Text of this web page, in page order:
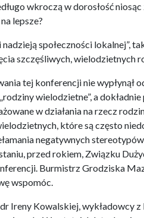
wkroczą w dorosłość
lepsze?
społeczności lokalnej”,
szczęśliwych, wielodzietnych
tej konferencji nie wypłynął
wielodzietne”, a
w działania na rzecz
które są często
negatywnych
przed rokiem, Związku
Burmistrz Grodziska
wspomóc.
Ireny Kowalskiej, wykładowcy